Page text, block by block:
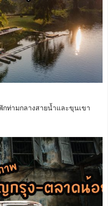
กท่ามกลางสายน้ำและขุนเขา